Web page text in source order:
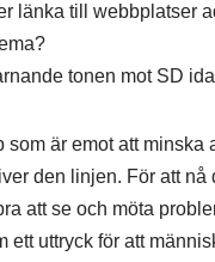
länka till webbplatser
tonen mot SD
som är emot att
den linjen. För att
att se och möta
ett uttryck för att